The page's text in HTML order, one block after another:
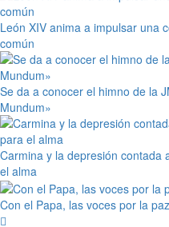
León XIV anima a impulsar una
común
Se da a conocer el himno de la
Mundum»
Carmina y la depresión contada
el alma
Con el Papa, las voces por la